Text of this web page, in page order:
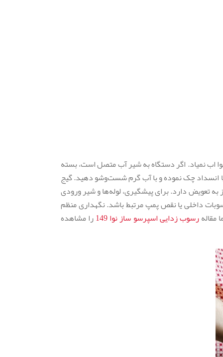
اب نمیاد. اگر دستگاه به شیر آب متصل است، بسته
انسداد چک نموده و با آب گرم شست‌وشو دهید. گیج
به تعویض دارد. برای پیشگیری، لوله‌ها و شیر ورودی
داخلی یا نقص پمپ مرتبط باشد. نگهداری منظم
رسوب زدایی اسپرسو ساز نوا 149
را مشاهده